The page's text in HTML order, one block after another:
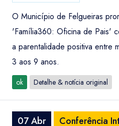
O Município de Felgueiras
'Família360: Oficina de Pais'
a parentalidade positiva entre
3 aos 9 anos.
ok Detalhe & notícia original
07 Abr Conferência